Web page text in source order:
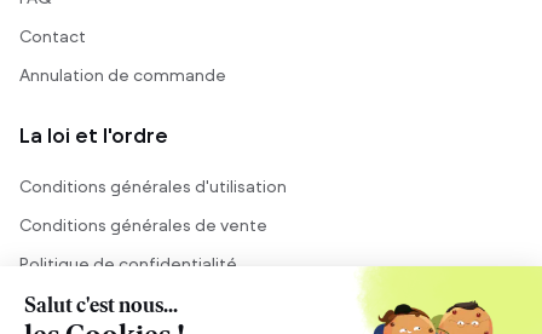
Contact
Annulation de commande
La loi et l'ordre
Conditions générales d'utilisation
Conditions générales de vente
Politique de confidentialité
Mentions légales